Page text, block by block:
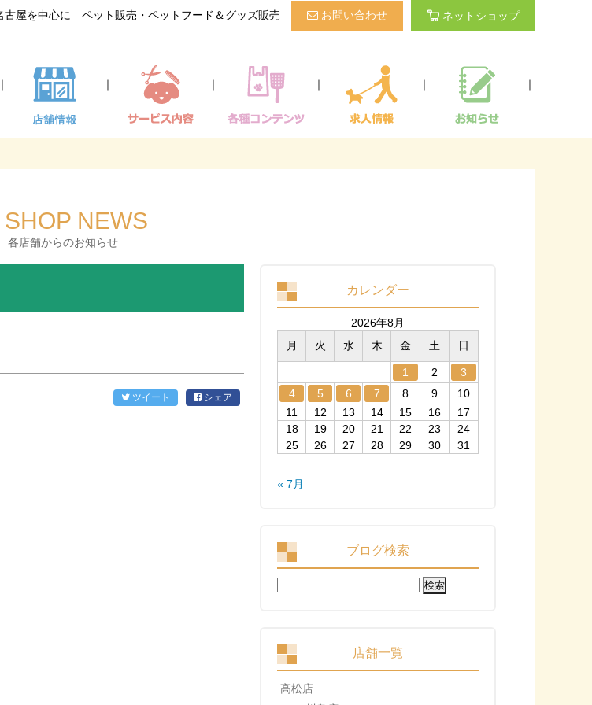
古屋を中心に ペット販売・ペットフード＆グッズ販売 お問い合わせ ネットショップ
｜ ｜ ｜ ｜ ｜ ｜
SHOP NEWS
各店舗からのお知らせ
ツイート シェア
カレンダー
2026年8月
月
火 水 木 金 土 日
1 2
3
4
5 6 7 8 9
10
11
12 13 14 15 16
17
18
19 20 21 22 23
24
25
26 27 28 29 30 31
« 7月
ブログ検索
検
索:
店舗一覧
高松店